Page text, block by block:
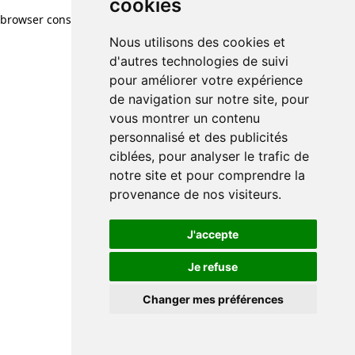
cookies
Nous utilisons des cookies et
d'autres technologies de suivi
pour améliorer votre expérience
de navigation sur notre site, pour
vous montrer un contenu
personnalisé et des publicités
ciblées, pour analyser le trafic de
notre site et pour comprendre la
provenance de nos visiteurs.
J'accepte
Je refuse
Changer mes préférences
browser console for more information)